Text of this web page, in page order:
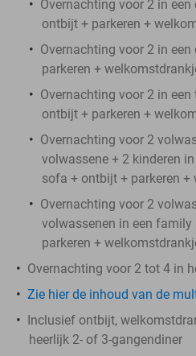
Overnachting voor 2 in
ontbijt + parkeren +
Overnachting voor 2 in
parkeren +
Overnachting voor 2 in
ontbijt + parkeren +
Overnachting voor 2
volwassene + 2 kinderen
sofa + ontbijt + parkeren
Overnachting voor 2
volwassenen in een
parkeren +
Overnachting voor 2 tot 4 in
Zie hier de inhoud van de
Inclusief ontbijt,
heerlijk 2- of 3-gangendiner